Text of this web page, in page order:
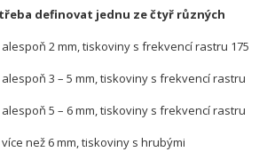
definovat jednu ze čtyř různých
2 mm, tiskoviny s frekvencí rastru 175
3 – 5 mm, tiskoviny s frekvencí rastru
5 – 6 mm, tiskoviny s frekvencí rastru
než 6 mm, tiskoviny s hrubými